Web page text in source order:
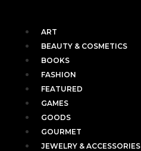
ART
BEAUTY & COSMETICS
BOOKS
FASHION
FEATURED
GAMES
GOODS
GOURMET
JEWELRY & ACCESSORIES